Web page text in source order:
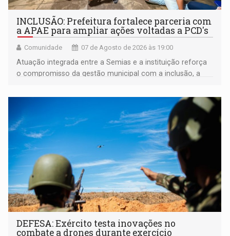
INCLUSÃO: Prefeitura fortalece parceria com
a APAE para ampliar ações voltadas a PCD's
Comunidade 07 de Agosto de 2026 às 19:00
Atuação integrada entre a Semias e a instituição reforça
o compromisso da gestão municipal com a inclusão, a
DEFESA: Exército testa inovações no
combate a drones durante exercício